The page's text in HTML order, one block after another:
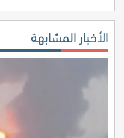
الأخبار المشابهة